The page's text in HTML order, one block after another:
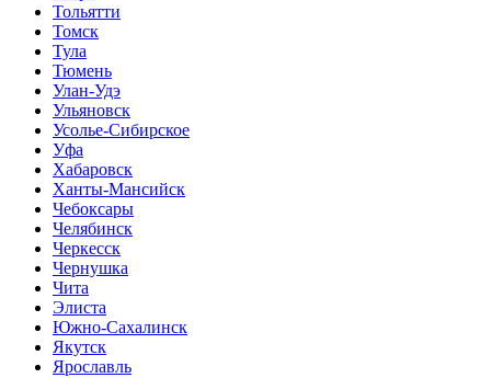
Тольятти
Томск
Тула
Тюмень
Улан-Удэ
Ульяновск
Усолье-Сибирское
Уфа
Хабаровск
Ханты-Мансийск
Чебоксары
Челябинск
Черкесск
Чернушка
Чита
Элиста
Южно-Сахалинск
Якутск
Ярославль